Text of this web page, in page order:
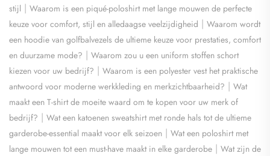
stijl | Waarom is een piqué-poloshirt met lange mouwen de perfecte
keuze voor comfort, stijl en alledaagse veelzijdigheid | Waarom wordt
een hoodie van golfbalvezels de ultieme keuze voor prestaties, comfort
en duurzame mode? | Waarom zou u een uniform stoffen schort
kiezen voor uw bedrijf? | Waarom is een polyester vest het praktische
antwoord voor moderne werkkleding en merkzichtbaarheid? | Wat
maakt een T-shirt de moeite waard om te kopen voor uw merk of
bedrijf? | Wat een katoenen sweatshirt met ronde hals tot de ultieme
garderobe-essential maakt voor elk seizoen | Wat een poloshirt met
lange mouwen tot een must-have maakt in elke garderobe | Wat zijn de